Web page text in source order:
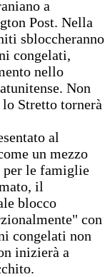
a
Post. Nella
sbloccheranno
congelati,
nello
Non
Stretto tornerà
al
un mezzo
per le famiglie
il
blocco
con
congelati non
inizierà a